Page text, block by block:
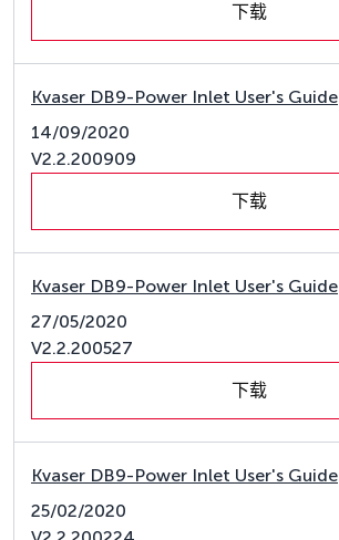
下载
Kvaser DB9-Power Inlet User's Guide
14/09/2020
V2.2.200909
下载
Kvaser DB9-Power Inlet User's Guide
27/05/2020
V2.2.200527
下载
Kvaser DB9-Power Inlet User's Guide
25/02/2020